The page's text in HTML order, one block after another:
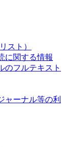
スト）
に関する情報
のフルテキスト
ャーナル等の利